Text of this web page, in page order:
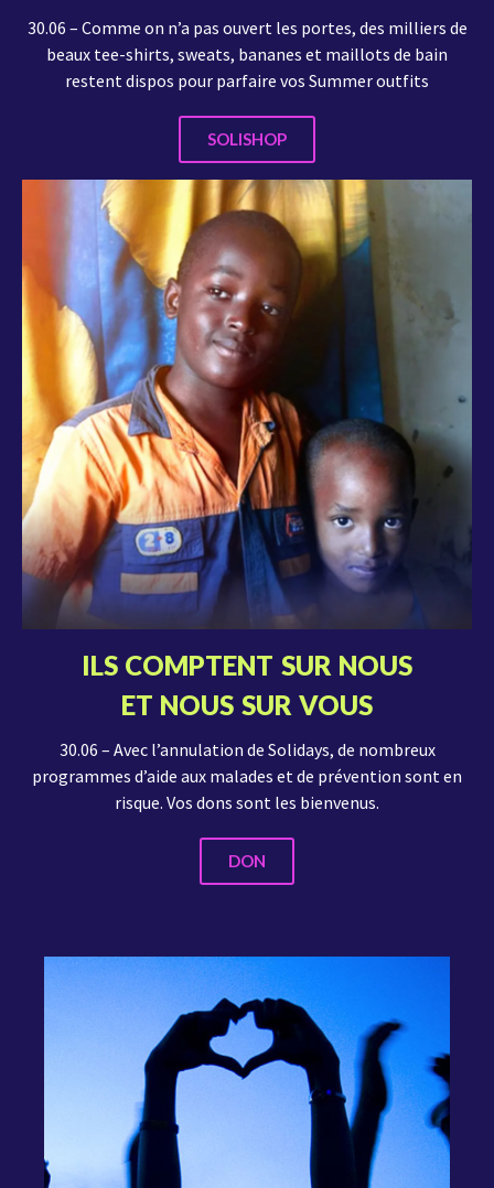
30.06 – Comme on n’a pas ouvert les portes, des milliers de
beaux tee-shirts, sweats, bananes et maillots de bain
restent dispos pour parfaire vos Summer outfits
SOLISHOP
ILS COMPTENT SUR NOUS
ET NOUS SUR VOUS
30.06 – Avec l’annulation de Solidays, de nombreux
programmes d’aide aux malades et de prévention sont en
risque. Vos dons sont les bienvenus.
DON